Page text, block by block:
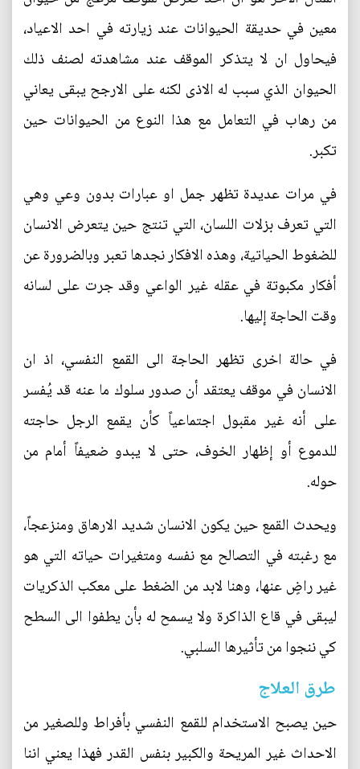
معين في حديقة الحيوانات عند زيارته في احد الاعياد،
فيحاول ان لا يتذكر الموقف عند مشاهدته لصنف ذلك
الحيوان الذي سبب له الاذى لكنه على الارجح يبقى يعاني
من رهاب في التعامل مع هذا النوع من الحيوانات حين
تكبر.
في مرات عديدة تظهر جمل او عبارات بدون وعي وهي
التي تعرف بزلات اللسان، التي تنتج حين يتعرض الانسان
للضغوط الحياتية، وهذه الافكار نجدها تعبر وبالضرورة عن
أفكار مكبوتة في عقله غير الواعي وقد جرت على لسانه
وقت الحاجة إليها.
في حالة اخرى تظهر الحاجة الى القمع النفسي، اذ ان
الانسان في موقف يعتقد أن صدور سلوك ما عنه قد يُفسر
على أنه غير مقبول اجتماعياً كأن يقمع الرجل حاجته
للدموع أو إظهار الخوف، حتى لا يبدو ضعيفاً أمام من
حوله.
ويحدث القمع حين يكون الانسان شديد الارهاق ومنزعجاً،
مع رغبته في التصالح مع نفسه ومتغيرات حياته التي هو
غير راضٍ عنها، وهنا لابد من الضغط على معكب الذكريات
ليبقى في قاع الذاكرة ولا يسمح له بأن يطفوا الى السطح
كي ننجوا من تأثيرها السلبي.
طرق العلاج
حين يصبح الاستخدام للقمع النفسي بأفراط وللصغير من
الاحداث غير المريحة والكبير بنفس القدر فهذا يعني اننا